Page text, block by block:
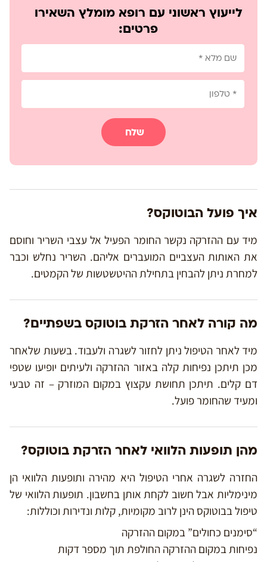
לייעוץ ראשוני עם רופא מומלץ השאירו
פרטים:
שלח
איך פועל הבוטוקס?
מיד עם ההזרקה נקשר החומר הפעיל אל עצבי השריר וחוסם
את האותות העצביים המועברים אליהם. השריר נחלש וכבר
למחרת ניתן להבחין בתחילת ההיטשטשות של הקמטים.
מה קורה לאחר הזרקת בוטוקס בשפתיים?
מיד לאחר הטיפול ניתן לחזור לשגרה ולעבוד. בשעות שלאחר
מכן תיתכן נפיחות קלה באזור ההזרקה ולעיתים יופיעו שטפי
דם קלים. תיתכן תחושת עקצוץ במקום המוזרק – זה טבעי
ומעיד שהחומר פועל.
מהן תופעות הלוואי לאחר הזרקת בוטוקס?
החזרה לשגרה אחרי הטיפול היא מהירה ותופעות הלוואי הן
מינימליות אבל חשוב לקחת אותן בחשבון. תופעות הלוואי של
טיפול בבוטוקס הינן לרוב מקומיות, קלות ונדירות וכוללות:
“סימנים כחולים” במקום ההזרקה
נפיחות במקום ההזרקה החולפת תוך מספר דקות